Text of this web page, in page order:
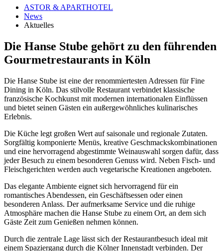
ASTOR & APARTHOTEL
News
Aktuelles
Die Hanse Stube gehört zu den führenden
Gourmetrestaurants in Köln
Die Hanse Stube ist eine der renommiertesten Adressen für Fine
Dining in Köln. Das stilvolle Restaurant verbindet klassische
französische Kochkunst mit modernen internationalen Einflüssen
und bietet seinen Gästen ein außergewöhnliches kulinarisches
Erlebnis.
Die Küche legt großen Wert auf saisonale und regionale Zutaten.
Sorgfältig komponierte Menüs, kreative Geschmackskombinationen
und eine hervorragend abgestimmte Weinauswahl sorgen dafür, dass
jeder Besuch zu einem besonderen Genuss wird. Neben Fisch- und
Fleischgerichten werden auch vegetarische Kreationen angeboten.
Das elegante Ambiente eignet sich hervorragend für ein
romantisches Abendessen, ein Geschäftsessen oder einen
besonderen Anlass. Der aufmerksame Service und die ruhige
Atmosphäre machen die Hanse Stube zu einem Ort, an dem sich
Gäste Zeit zum Genießen nehmen können.
Durch die zentrale Lage lässt sich der Restaurantbesuch ideal mit
einem Spaziergang durch die Kölner Innenstadt verbinden. Der